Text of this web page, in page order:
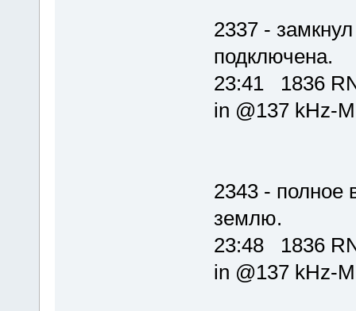
2337 -
подключена.
23:41 1836
in @137 kHz-
2343 - полное
землю.
23:48 1836
in @137 kHz-